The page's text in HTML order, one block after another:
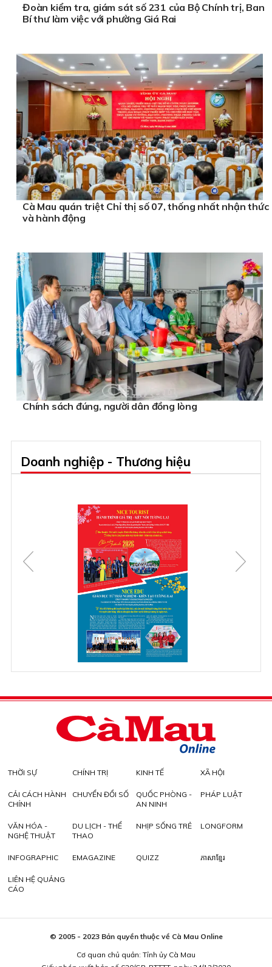
Đoàn kiểm tra, giám sát số 231 của Bộ Chính trị, Ban
Bí thư làm việc với phường Giá Rai
Cà Mau quán triệt Chỉ thị số 07, thống nhất nhận thức
và hành động
Chính sách đúng, người dân đồng lòng
Doanh nghiệp - Thương hiệu
THỜI SỰ CHÍNH TRỊ KINH TẾ XÃ HỘI
CẢI CÁCH HÀNH
CHÍNH
CHUYỂN ĐỔI SỐ
QUỐC PHÒNG -
AN NINH
PHÁP LUẬT
VĂN HÓA -
NGHỆ THUẬT
DU LỊCH - THỂ
THAO
NHỊP SỐNG TRẺ LONGFORM
INFOGRAPHIC EMAGAZINE QUIZZ ភាសាខ្មែរ
LIÊN HỆ QUẢNG
CÁO
© 2005 - 2023 Bản quyền thuộc về Cà Mau Online
Cơ quan chủ quản: Tỉnh ủy Cà Mau